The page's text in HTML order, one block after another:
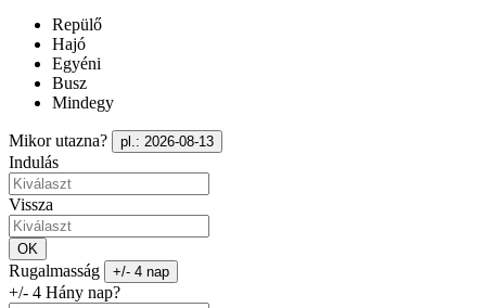
Repülő
Hajó
Egyéni
Busz
Mindegy
Mikor utazna? pl.: 2026-08-13
Indulás
Vissza
OK
Rugalmasság +/- 4 nap
+/- 4 Hány nap?